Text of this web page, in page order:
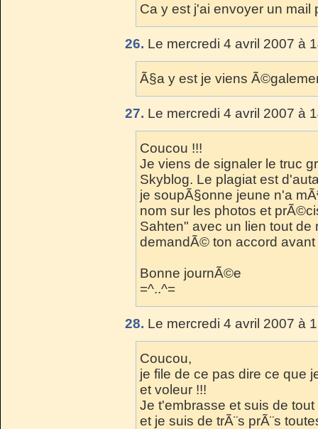
Ca y est j'ai envoyer un mail
26. Le mercredi 4 avril 2007 à
Ã§a y est je viens
27. Le mercredi 4 avril 2007 à
Coucou !!!
Je viens de signaler le truc
Skyblog. Le plagiat est
je soupÃ§onne jeune n'a
nom sur les photos et
Sahten" avec un lien tout de
demandÃ© ton accord avant
Bonne journÃ©e
=^..^=
28. Le mercredi 4 avril 2007 à
Coucou,
je file de ce pas dire ce que
et voleur !!!
Je t'embrasse et suis de
et je suis de trÃ¨s prÃ¨s